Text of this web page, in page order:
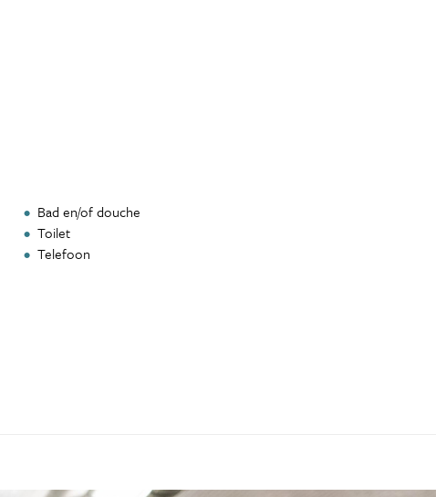
Bad en/of douche
Toilet
Telefoon